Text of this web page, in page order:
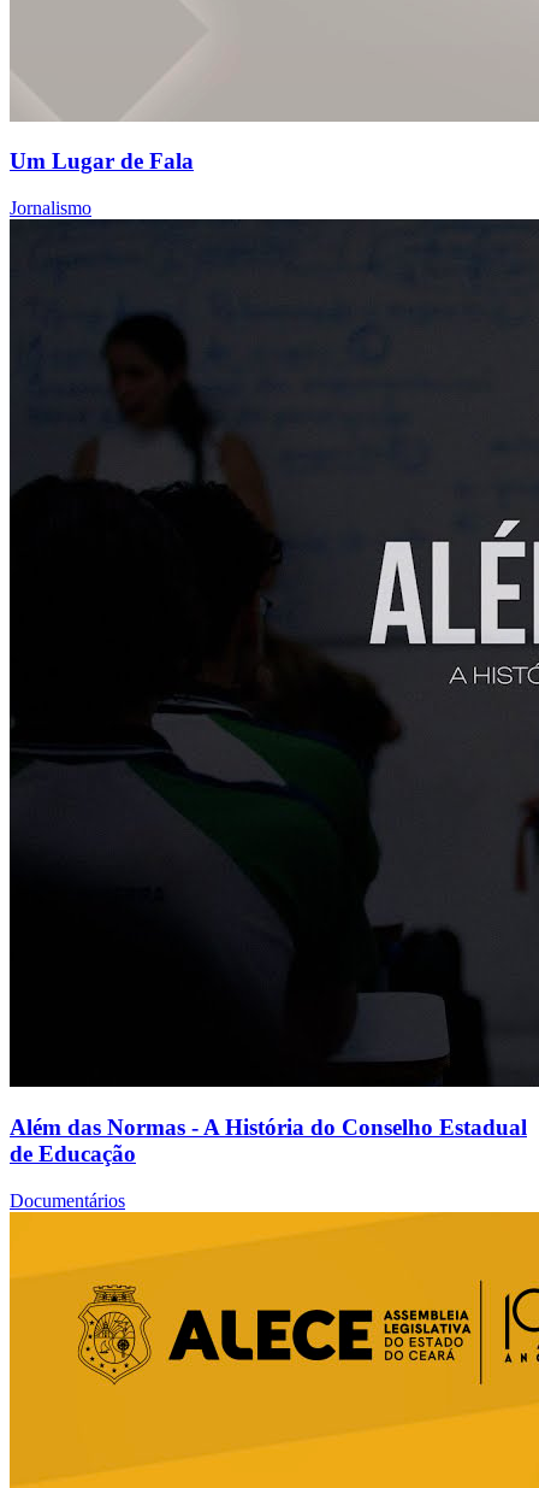
Um Lugar de Fala
Jornalismo
Além das Normas - A História do Conselho Estadual
de Educação
Documentários